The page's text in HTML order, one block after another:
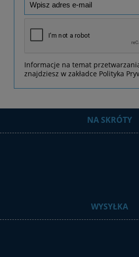
Informacje na temat
znajdziesz w zakładce Polityka
NA SKRÓTY
WYSYŁKA